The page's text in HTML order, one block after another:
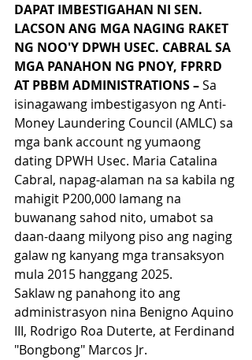
DAPAT IMBESTIGAHAN NI SEN.
LACSON ANG MGA NAGING RAKET
NG NOO'Y DPWH USEC. CABRAL SA
MGA PANAHON NG PNOY, FPRRD
AT PBBM ADMINISTRATIONS – Sa
isinagawang imbestigasyon ng Anti-
Money Laundering Council (AMLC) sa
mga bank account ng yumaong
dating DPWH Usec. Maria Catalina
Cabral, napag-alaman na sa kabila ng
mahigit P200,000 lamang na
buwanang sahod nito, umabot sa
daan-daang milyong piso ang naging
galaw ng kanyang mga transaksyon
mula 2015 hanggang 2025.
Saklaw ng panahong ito ang
administrasyon nina Benigno Aquino
III, Rodrigo Roa Duterte, at Ferdinand
"Bongbong" Marcos Jr.